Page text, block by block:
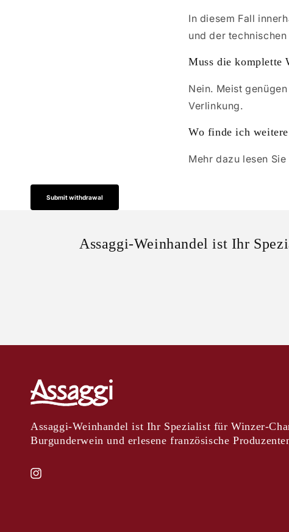
In diesem Fall
und der
Muss die komplette
Nein. Meist
Verlinkung.
Wo finde ich
Mehr dazu lesen
Submit withdrawal
Assaggi-Weinhandel ist Ihr
Assaggi-Weinhandel ist Ihr Spezialist für Winzer-
Burgunderwein und erlesene französische
Instagram